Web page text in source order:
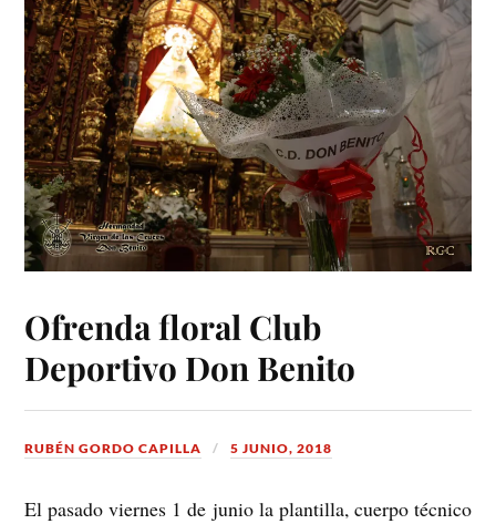
Ofrenda floral Club
Deportivo Don Benito
RUBÉN GORDO CAPILLA 5 JUNIO, 2018
El pasado viernes 1 de junio la plantilla, cuerpo técnico